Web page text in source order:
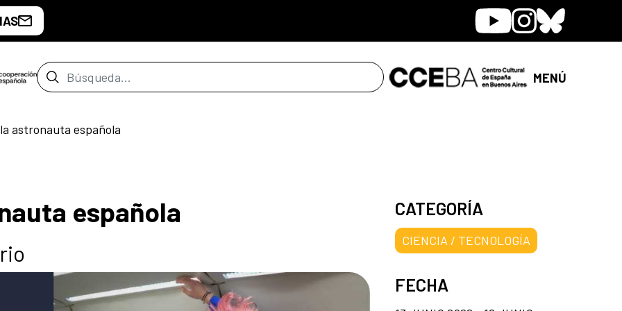
YoutubeInstagram
Bluesky
Barra de búsqueda MENÚ
astronauta española
española CATEGORÍA
CIENCIA / TECNOLOGÍA
FECHA